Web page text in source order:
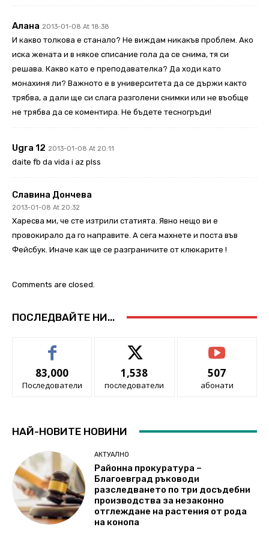
Алана 2013-01-08 At 18:38
И какво толкова е станало? Не виждам никакъв проблем. Ако
иска жената и в някое списание гола да се снима, тя си
решава. Какво като е преподавателка? Да ходи като
монахиня ли? Важното е в университета да се държи както
трябва, а дали ще си слага разголени снимки или не въобще
не трябва да се коментира. Не бъдете тесногръди!
Ugra 12 2013-01-08 At 20:11
daite fb da vida i az plss
Славина Дончева
2013-01-08 At 20:32
Харесва ми, че сте изтрили статията. Явно нещо ви е
провокирало да го направите. А сега махнете и поста във
Фейсбук. Иначе как ще се разграничите от клюкарите !
Comments are closed.
ПОСЛЕДВАЙТЕ НИ...
83,000
Последователи
1,538
последователи
507
абонати
НАЙ-НОВИТЕ НОВИНИ
АКТУАЛНО
Районна прокуратура –
Благоевград ръководи
разследването по три досъдебни
производства за незаконно
отглеждане на растения от рода
на конопа